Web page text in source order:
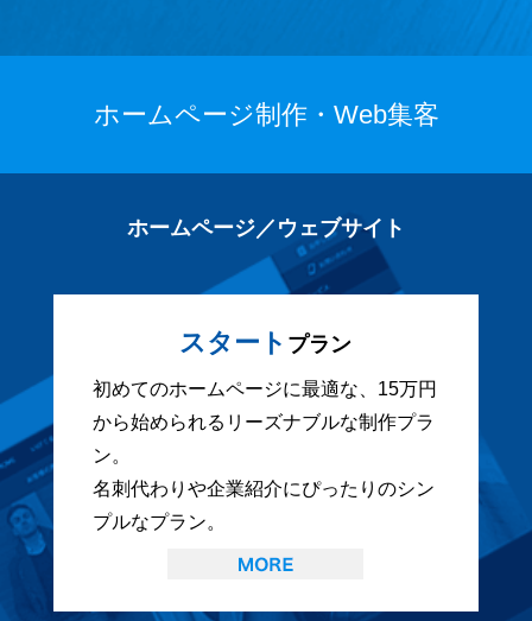
ホームページ制作・Web集客
ホームページ／ウェブサイト
スタート プラン
初めてのホームページに最適な、15万円
から始められるリーズナブルな制作プラ
ン。
名刺代わりや企業紹介にぴったりのシン
プルなプラン。